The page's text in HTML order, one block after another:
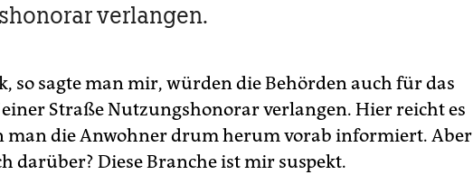
verlangen.
so sagte man mir, würden die Behörden auch für das
Straße Nutzungshonorar verlangen. Hier reicht es
man die Anwohner drum herum vorab informiert. Aber
darüber? Diese Branche ist mir suspekt.